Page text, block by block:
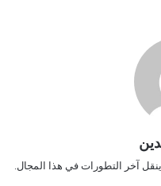
وينقل آخر التطورات في هذا المجال.